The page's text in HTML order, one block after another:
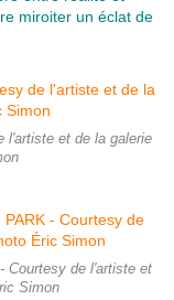
miroiter un éclat de
l'artiste et de la galerie
Courtesy de l'artiste et
Simon